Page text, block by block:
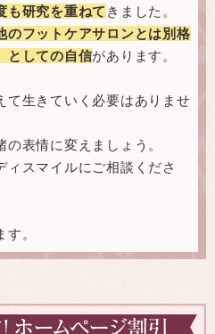
も研究を重ねて きました。
のフットケアサロンとは別格
としての自信があります。
て生きていく必要はありませ
表情に変えましょう。
ィスマイルにご相談くださ
。